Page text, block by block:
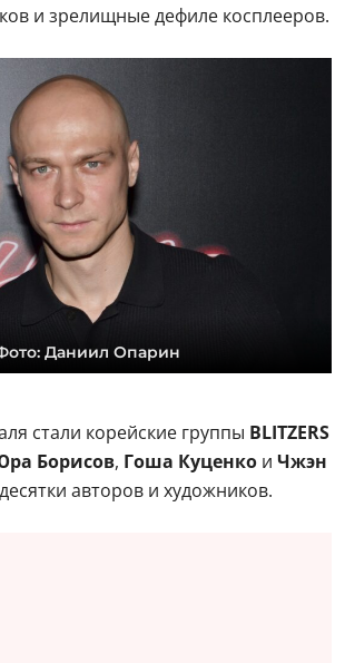
и зрелищные дефиле косплееров.
Даниил Опарин
стали корейские группы BLITZERS
Борисов, Гоша Куценко и Чжэн
авторов и художников.